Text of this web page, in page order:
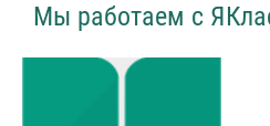
Мы работаем с